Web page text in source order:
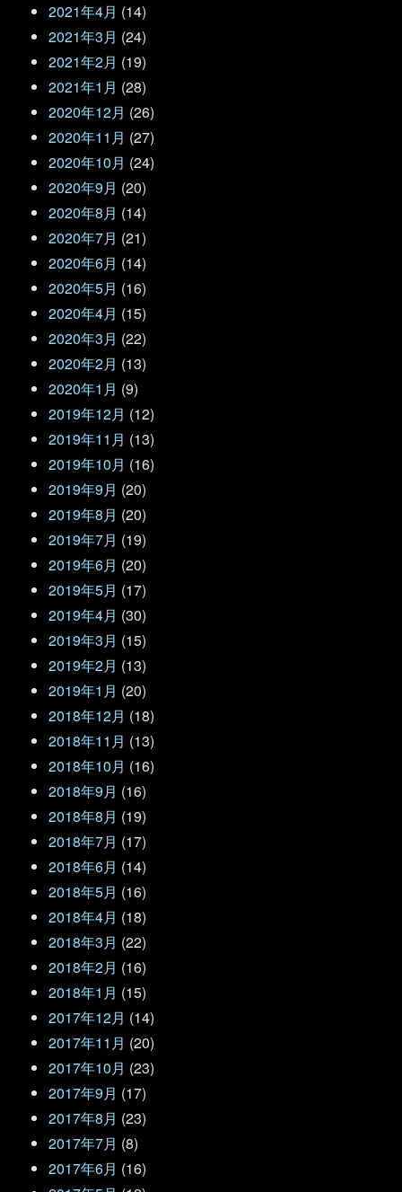
2021年4月 (14)
2021年3月 (24)
2021年2月 (19)
2021年1月 (28)
2020年12月 (26)
2020年11月 (27)
2020年10月 (24)
2020年9月 (20)
2020年8月 (14)
2020年7月 (21)
2020年6月 (14)
2020年5月 (16)
2020年4月 (15)
2020年3月 (22)
2020年2月 (13)
2020年1月 (9)
2019年12月 (12)
2019年11月 (13)
2019年10月 (16)
2019年9月 (20)
2019年8月 (20)
2019年7月 (19)
2019年6月 (20)
2019年5月 (17)
2019年4月 (30)
2019年3月 (15)
2019年2月 (13)
2019年1月 (20)
2018年12月 (18)
2018年11月 (13)
2018年10月 (16)
2018年9月 (16)
2018年8月 (19)
2018年7月 (17)
2018年6月 (14)
2018年5月 (16)
2018年4月 (18)
2018年3月 (22)
2018年2月 (16)
2018年1月 (15)
2017年12月 (14)
2017年11月 (20)
2017年10月 (23)
2017年9月 (17)
2017年8月 (23)
2017年7月 (8)
2017年6月 (16)